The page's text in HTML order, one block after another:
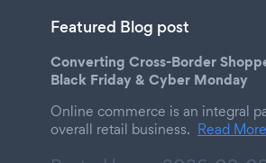
Featured Blog post
Converting Cross-Border
Black Friday & Cyber Monday
Online commerce is an integral
overall retail business. Read More